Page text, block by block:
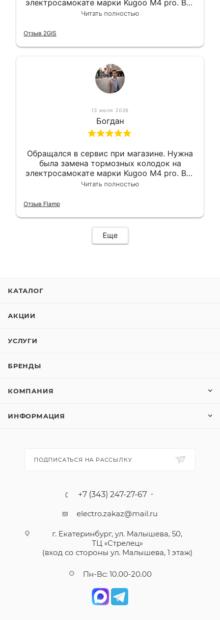
электросамокате марки Kugoo M4 pro. Всё
сделали в лучшем виде и в максимально
гарантии, поэтому и обратился в этот
Читать полностью
Отзыв 2GIS
13 июля 2026
Богдан
Обращался в сервис при магазине. Нужна
была замена тормозных колодок на
электросамокате марки Kugoo M4 pro. Всё
сделали в лучшем виде и в максимально
гарантии, поэтому и обратился в этот
Читать полностью
Отзыв Flamp
Еще
КАТАЛОГ
АКЦИИ
УСЛУГИ
БРЕНДЫ
КОМПАНИЯ
ИНФОРМАЦИЯ
ПОДПИСАТЬСЯ НА РАССЫЛКУ
+7 (343) 247-27-67
electro.zakaz@mail.ru
г. Екатеринбург, ул. Малышева, 50,
ТЦ «Стрелец»
(вход со стороны ул. Малышева, 1 этаж)
Пн-Вс: 10.00-20.00